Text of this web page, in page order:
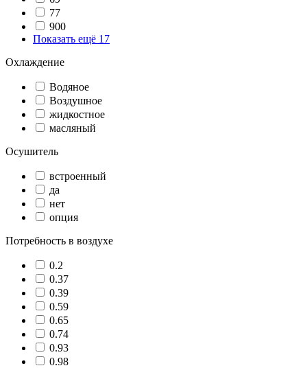
77
900
Показать ещё 17
Охлаждение
Водяное
Воздушное
жидкостное
масляный
Осушитель
встроенный
да
нет
опция
Потребность в воздухе
0.2
0.37
0.39
0.59
0.65
0.74
0.93
0.98